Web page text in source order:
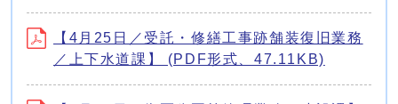
【4月25日／受託・修繕工事跡舗装復旧業務
／上下水道課】 (PDF形式、47.11KB)